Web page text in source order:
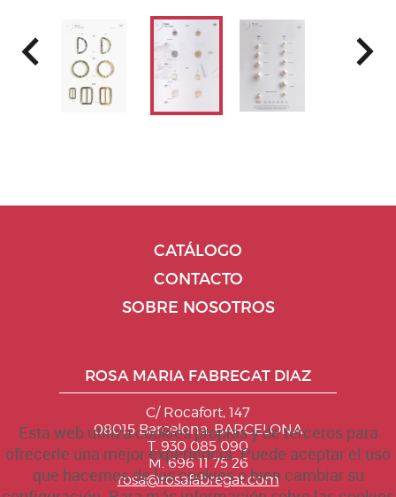
CATÁLOGO
CONTACTO
SOBRE NOSOTROS
ROSA MARIA FABREGAT DIAZ
C/ Rocafort, 147
08015 Barcelona. BARCELONA
T. 930 085 090
M. 696 11 75 26
rosa@rosafabregat.com
Esta web utiliza cookies propias y de terceros para
ofrecerle una mejor experiencia. Puede aceptar el uso
que hacemos de las cookies o bien cambiar su